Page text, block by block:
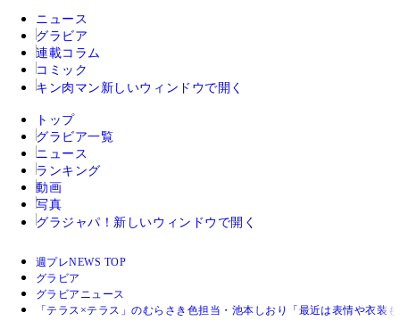
ニュース
グラビア
連載コラム
コミック
キン肉マン 新しいウィンドウで開く
トップ
グラビア一覧
ニュース
ランキング
動画
写真
グラジャパ！ 新しいウィンドウで開く
週プレNEWS TOP
グラビア
グラビアニュース
「テラス×テラス」のむらさき色担当・池本しおり「最近は表情や衣装